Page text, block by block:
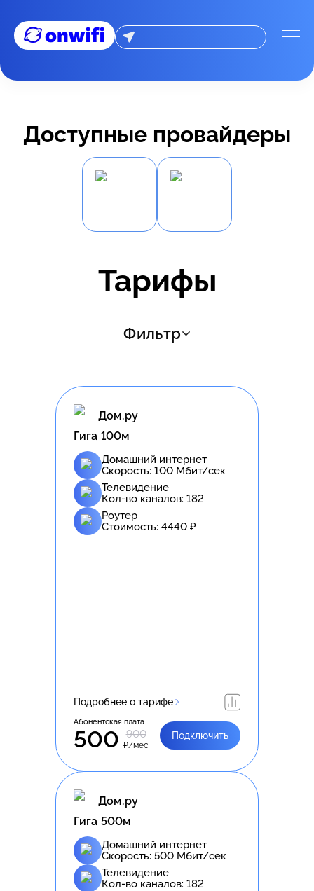
Доступные провайдеры
Тарифы
Фильтр
Дом.ру
Гига 100м
Домашний интернет
Скорость: 100 Мбит/сек
Телевидение
Кол-во каналов: 182
Роутер
Стоимость: 4440 ₽
Подробнее о тарифе
Абонентская плата
500 900
₽/мес
Подключить
Дом.ру
Гига 500м
Домашний интернет
Скорость: 500 Мбит/сек
Телевидение
Кол-во каналов: 182